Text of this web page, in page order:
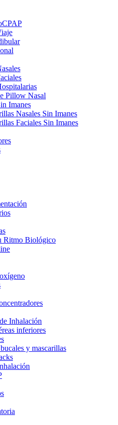
Pillow Nasal
Imanes
Nasales Sin Imanes
Faciales Sin Imanes
Ritmo Biológico
Inhalación
inferiores
y mascarillas